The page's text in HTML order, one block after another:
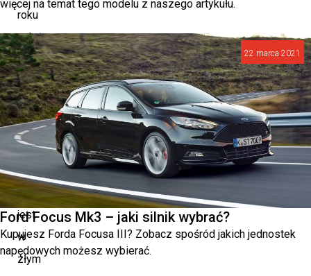
roku
należy
przeprowadzić
sezonową
wymianę
opon,
a
gdy
ogumienie
jest
w
złym
więcej na temat tego modelu z naszego artykułu.
22 marca 2021
Ford Focus Mk3 – jaki silnik wybrać?
Kupujesz Forda Focusa III? Zobacz spośród jakich jednostek
napędowych możesz wybierać.